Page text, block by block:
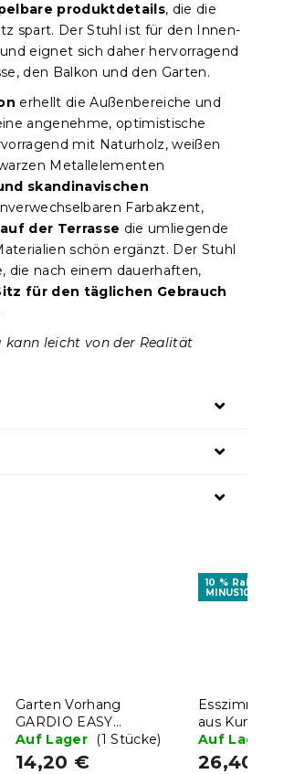
produktdetails, die die
spart. Der Stuhl ist für den Innen-
eignet sich daher hervorragend
den Balkon und den Garten.
erhellt die Außenbereiche und
angenehme, optimistische
mit Naturholz, weißen
Metallelementen
skandinavischen
Farbakzent,
der Terrasse die umliegende
schön ergänzt. Der Stuhl
die nach einem dauerhaften,
für den täglichen Gebrauch
kann leicht von der Realität
Garten Vorhang
GARDIO EASY
wasserdicht 150x220
cm, beige
Auf Lager (1 Stücke)
14,20 €
10 %
MINUS10
aus
Auf Lager
26,40 €